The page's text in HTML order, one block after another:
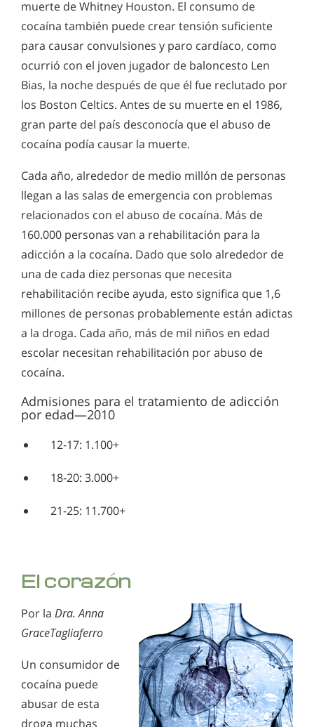
Un consumidor de cocaína puede abusar de esta droga
muchas veces y escapar de los graves problemas físicos—
piensa él. Lo que no sabe es que la cocaína siempre crea
tensiones graves en el corazón, en las arterias y en las
venas.
muy antiguo. El alcohol ha sido parte de nuestra cultura
desde su inicio, con bebidas fermentadas provenientes de
casi todas las frutas, vegetales, y granos existentes. Es fácil
asumir que la tendencia de escapar de la realidad en vez de
confrontar y resolver los problemas es parte de la condición
humana.
muerte de Whitney Houston. El consumo de
cocaína también puede crear tensión suficiente
para causar convulsiones y paro cardíaco, como
ocurrió con el joven jugador de baloncesto Len
Bias, la noche después de que él fue reclutado por
los Boston Celtics. Antes de su muerte en el 1986,
gran parte del país desconocía que el abuso de
cocaína podía causar la muerte.
Cada año, alrededor de medio millón de personas
llegan a las salas de emergencia con problemas
relacionados con el abuso de cocaína. Más de
160.000 personas van a rehabilitación para la
adicción a la cocaína. Dado que solo alrededor de
una de cada diez personas que necesita
rehabilitación recibe ayuda, esto significa que 1,6
millones de personas probablemente están adictas
a la droga. Cada año, más de mil niños en edad
escolar necesitan rehabilitación por abuso de
cocaína.
Admisiones para el tratamiento de adicción
por edad—2010
12-17: 1.100+
18-20: 3.000+
21-25: 11.700+
El corazón
Por la Dra. Anna
GraceTagliaferro
Un consumidor de
cocaína puede
abusar de esta
droga muchas